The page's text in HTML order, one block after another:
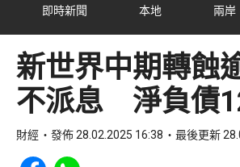
即時新聞 本地 兩岸
新世界中期轉蝕
不派息 淨負債
財經 發佈 28.02.2025 16:38 最後更新
Share to Facebook
Share to WhatsApp